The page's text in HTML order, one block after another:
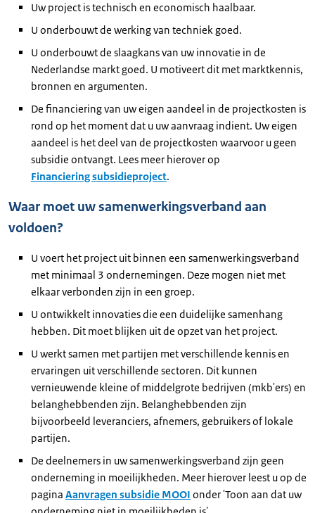
Uw project is technisch en economisch haalbaar.
U onderbouwt de werking van techniek goed.
U onderbouwt de slaagkans van uw innovatie in de
Nederlandse markt goed. U motiveert dit met marktkennis,
bronnen en argumenten.
De financiering van uw eigen aandeel in de projectkosten is
rond op het moment dat u uw aanvraag indient. Uw eigen
aandeel is het deel van de projectkosten waarvoor u geen
subsidie ontvangt. Lees meer hierover op
Financiering subsidieproject.
Waar moet uw samenwerkingsverband aan
voldoen?
U voert het project uit binnen een samenwerkingsverband
met minimaal 3 ondernemingen. Deze mogen niet met
elkaar verbonden zijn in een groep.
U ontwikkelt innovaties die een duidelijke samenhang
hebben. Dit moet blijken uit de opzet van het project.
U werkt samen met partijen met verschillende kennis en
ervaringen uit verschillende sectoren. Dit kunnen
vernieuwende kleine of middelgrote bedrijven (mkb'ers) en
belanghebbenden zijn. Belanghebbenden zijn
bijvoorbeeld leveranciers, afnemers, gebruikers of lokale
partijen.
De deelnemers in uw samenwerkingsverband zijn geen
onderneming in moeilijkheden. Meer hierover leest u op de
pagina Aanvragen subsidie MOOI onder 'Toon aan dat uw